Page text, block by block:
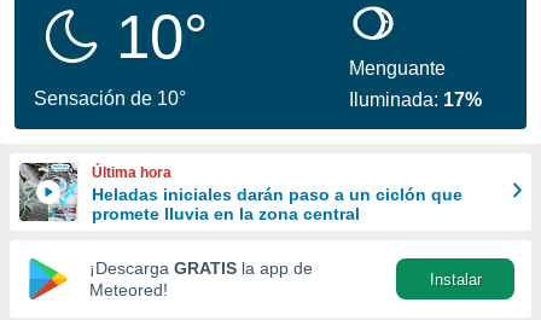
se
calidad.
a este
las
y
forma
digital
basada
10°
Sensación de 10°
Menguante
Iluminada: 17%
Última hora
Heladas iniciales darán paso a un ciclón que
promete lluvia en la zona central
¡Descarga GRATIS la app de
Meteored!
Instalar